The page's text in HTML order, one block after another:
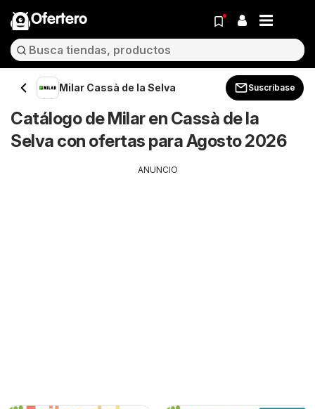
Ofertero
Milar Cassà de la Selva Suscríbase
Catálogo de Milar en Cassà de la
Selva con ofertas para Agosto 2026
ANUNCIO